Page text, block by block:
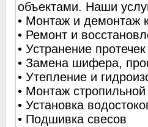
объектами. Наши
• Монтаж и демонтаж
• Ремонт и
• Устранение протечек
• Замена шифера,
• Утепление и
• Монтаж
• Установка
• Подшивка свесов